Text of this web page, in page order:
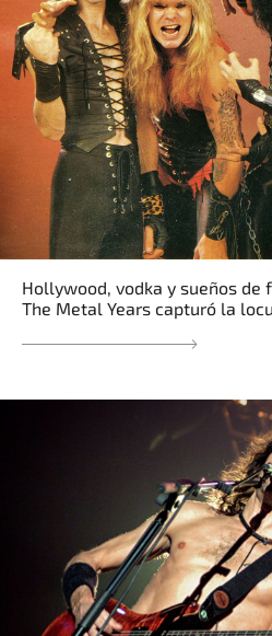
Hollywood, vodka y sueños de
The Metal Years capturó la